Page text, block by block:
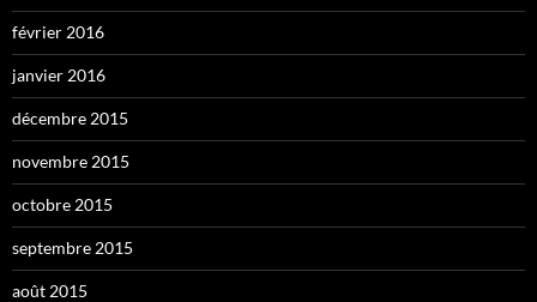
février 2016
janvier 2016
décembre 2015
novembre 2015
octobre 2015
septembre 2015
août 2015